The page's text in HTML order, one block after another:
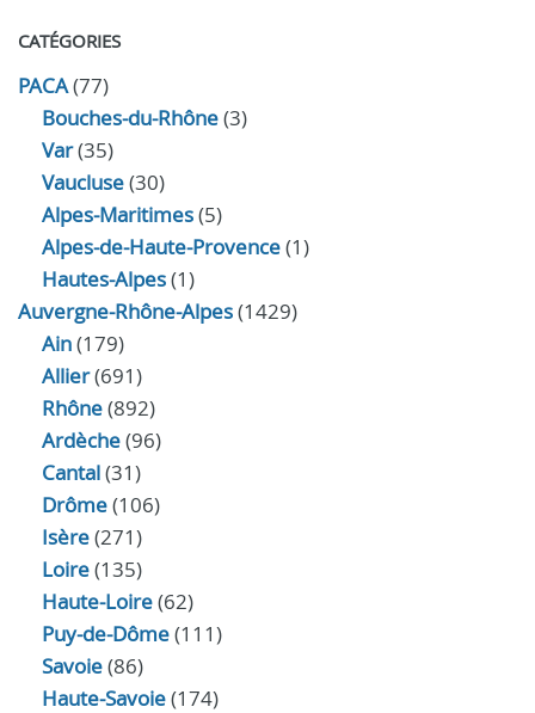
CATÉGORIES
PACA(77)
Bouches-du-Rhône(3)
Var(35)
Vaucluse(30)
Alpes-Maritimes(5)
Alpes-de-Haute-Provence(1)
Hautes-Alpes(1)
Auvergne-Rhône-Alpes(1429)
Ain(179)
Allier(691)
Rhône(892)
Ardèche(96)
Cantal(31)
Drôme(106)
Isère(271)
Loire(135)
Haute-Loire(62)
Puy-de-Dôme(111)
Savoie(86)
Haute-Savoie(174)